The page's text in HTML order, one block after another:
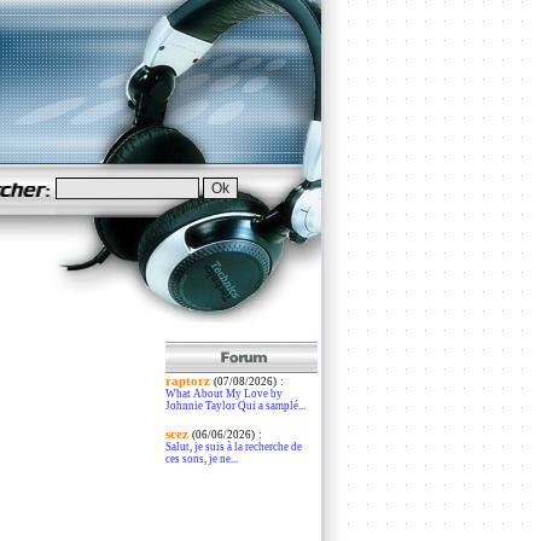
raptorz (07/08/2026):
What About My Love by
Johnnie Taylor Qui a samplé...
scez (06/06/2026):
Salut, je suis à la recherche de
ces sons, je ne...